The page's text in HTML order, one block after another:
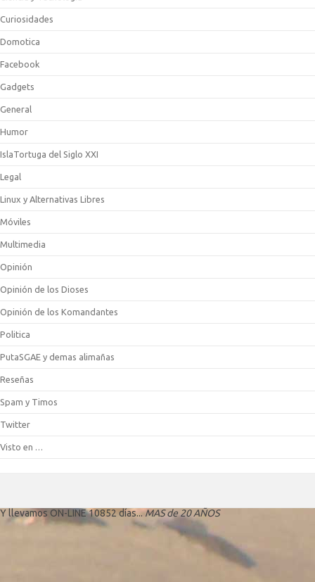
Curiosidades
Domotica
Facebook
Gadgets
General
Humor
IslaTortuga del Siglo XXI
Legal
Linux y Alternativas Libres
Móviles
Multimedia
Opinión
Opinión de los Dioses
Opinión de los Komandantes
Politica
PutaSGAE y demas alimañas
Reseñas
Spam y Timos
Twitter
Visto en …
Y llevamos ON-LINE 10852 días...MAS de 20 AÑOS